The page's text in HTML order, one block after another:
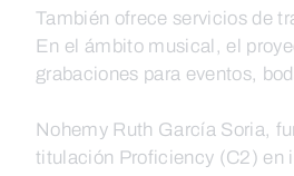
También ofrece servicios de
En el ámbito musical, el
grabaciones para eventos,
Nohemy Ruth García Soria,
titulación Proficiency (C2) en